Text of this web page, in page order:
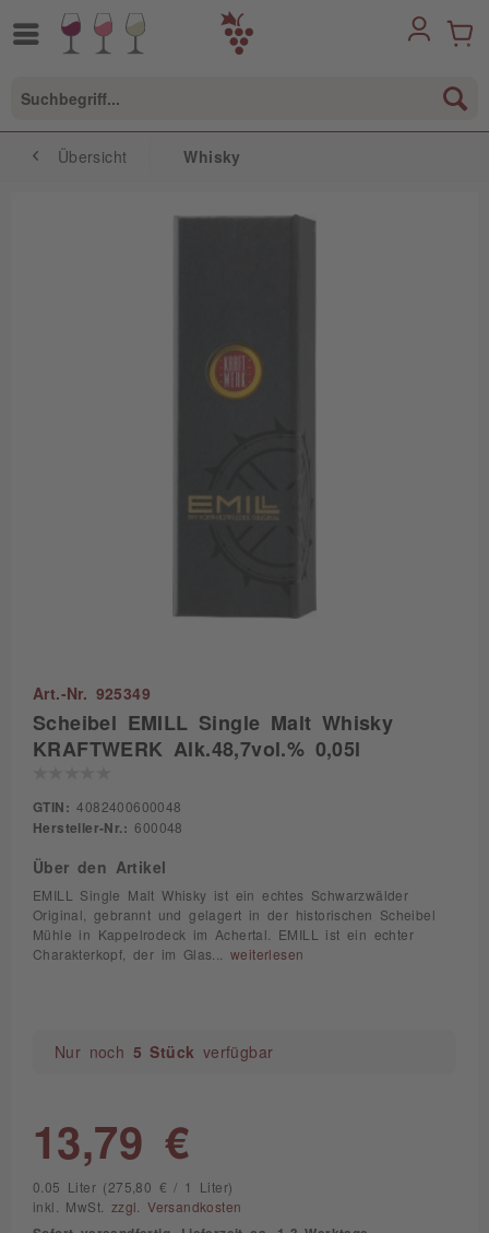
Übersicht Whisky
Art.-Nr. 925349
Scheibel EMILL Single Malt Whisky
KRAFTWERK Alk.48,7vol.% 0,05l
GTIN: 4082400600048
Hersteller-Nr.: 600048
Über den Artikel
EMILL Single Malt Whisky ist ein echtes Schwarzwälder
Original, gebrannt und gelagert in der historischen Scheibel
Mühle in Kappelrodeck im Achertal. EMILL ist ein echter
Charakterkopf, der im Glas... weiterlesen
Nur noch 5 Stück verfügbar
13,79 €
0.05 Liter (275,80 € / 1 Liter)
inkl. MwSt. zzgl. Versandkosten